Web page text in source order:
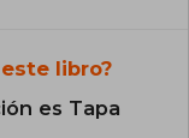
libro?
es Tapa